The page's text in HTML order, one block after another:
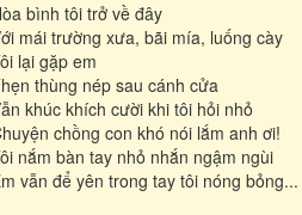
bình tôi trở về đây
mái trường xưa, bãi mía, luống cày
lại gặp em
thùng nép sau cánh cửa
khúc khích cười khi tôi hỏi nhỏ
chồng con khó nói lắm anh ơi!
nắm bàn tay nhỏ nhắn ngậm ngùi
vẫn để yên trong tay tôi nóng bỏng...